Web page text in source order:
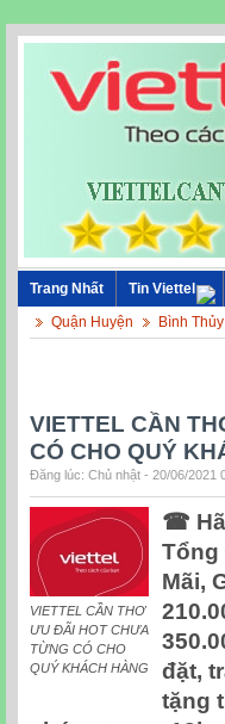
Trang Nhất Tin Viettel
Quận Huyện
Bình Thủy
VIETTEL CẦN
CÓ CHO QUÝ
Đăng lúc: Chủ nhật - 20/06/2021
VIETTEL CẦN THƠ
ƯU ĐÃI HOT CHƯA
TỪNG CÓ CHO
QUÝ KHÁCH HÀNG
☎
Tổng
Mãi,
đặt,
tặng